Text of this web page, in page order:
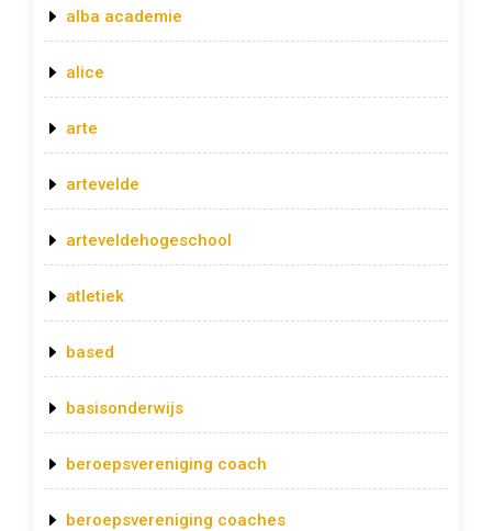
alba academie
alice
arte
artevelde
arteveldehogeschool
atletiek
based
basisonderwijs
beroepsvereniging coach
beroepsvereniging coaches